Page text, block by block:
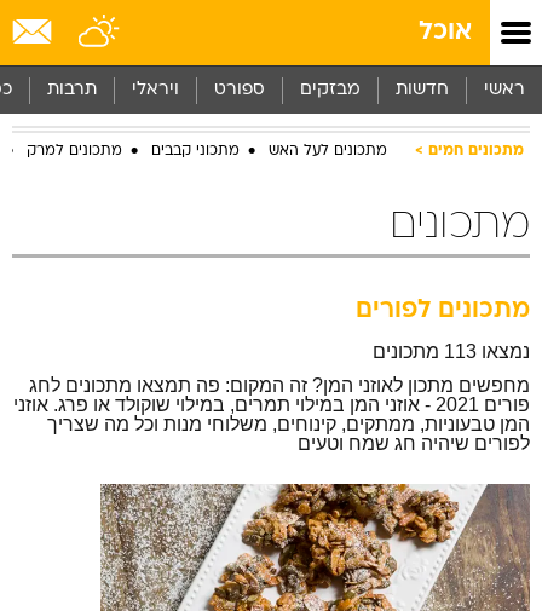
אוכל
ראשי חדשות מבזקים ספורט ויראלי תרבות
מתכונים חמים מתכונים לעל האש מתכוני קבבים מתכונים למרק
מתכונים
מתכונים לפורים
נמצאו 113 מתכונים
מחפשים מתכון לאוזני המן? זה המקום: פה תמצאו מתכונים לחג
פורים 2021 - אוזני המן במילוי תמרים, במילוי שוקולד או פרג. אוזני
המן טבעוניות, ממתקים, קינוחים, משלוחי מנות וכל מה שצריך
לפורים שיהיה חג שמח וטעים